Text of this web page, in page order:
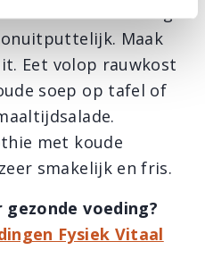
Maak
Eet volop rauwkost
soep op tafel of
met koude
smakelijk en fris.
voeding?
Fysiek Vitaal